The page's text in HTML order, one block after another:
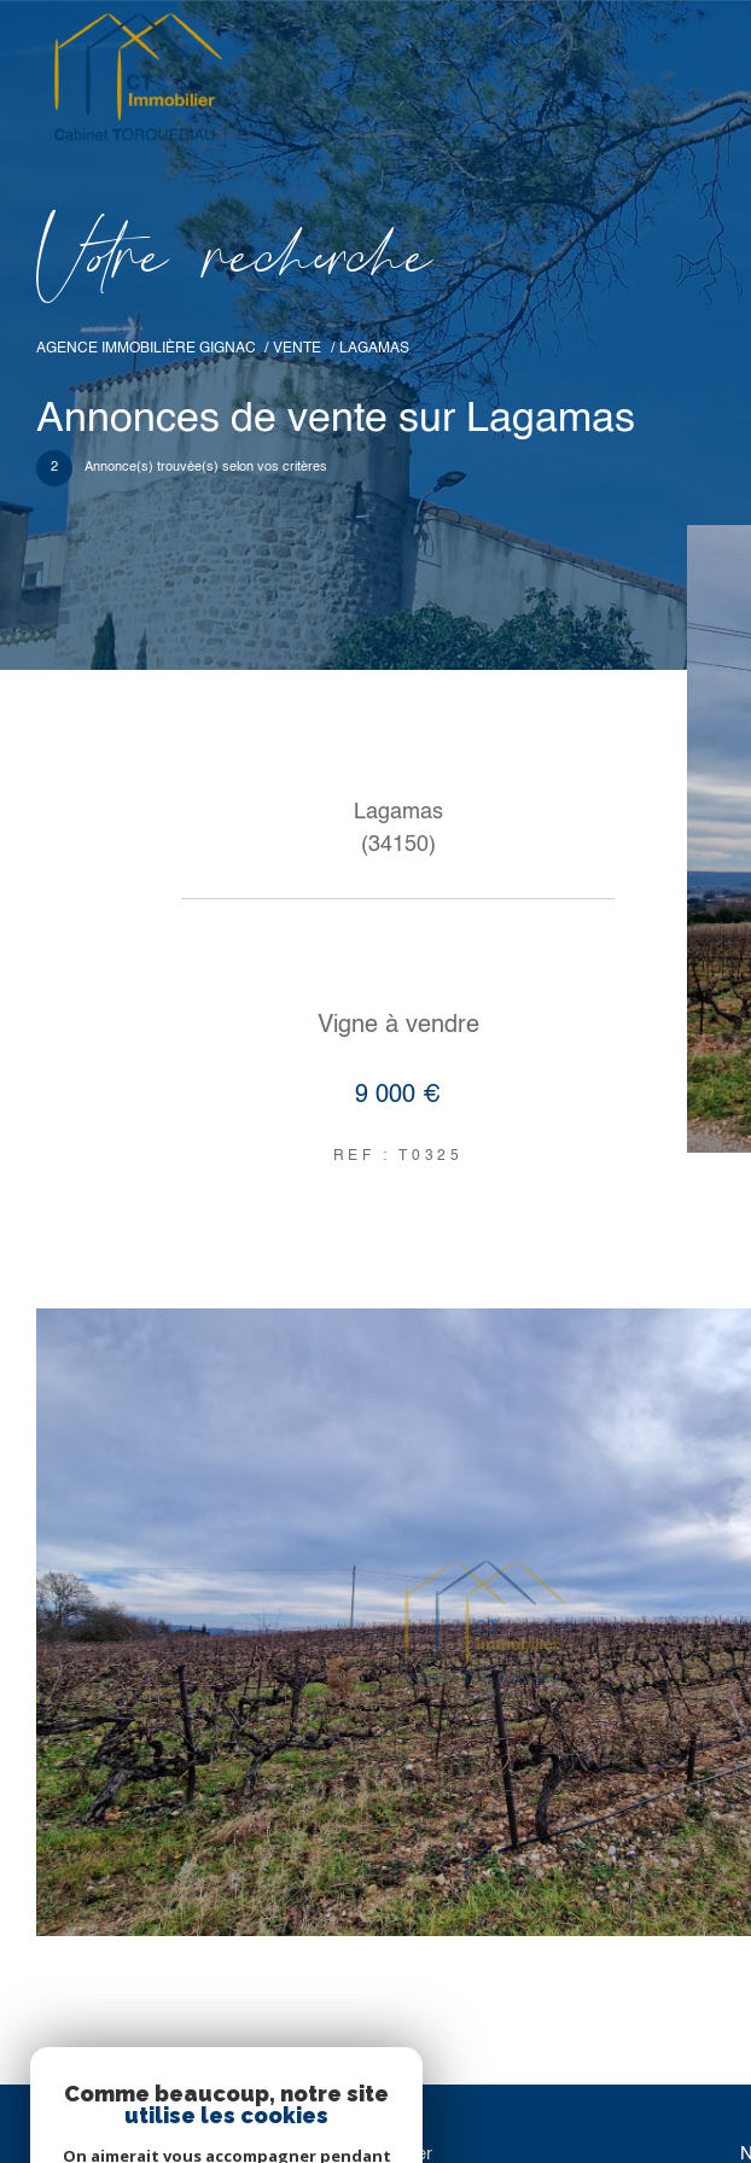
Vore recece
AGENCE IMMOBILIÈRE GIGNAC VENTE LAGAMAS
Annonces de vente sur Lagamas
2 Annonce(s) trouvée(s) selon vos critères
Lagamas
(34150)
Vigne à vendre
9 000 €
REF : T0325
Cabinet TORQUEBIAU Immobilier
Comme beaucoup, notre site
utilise les cookies
On aimerait vous accompagner pendant